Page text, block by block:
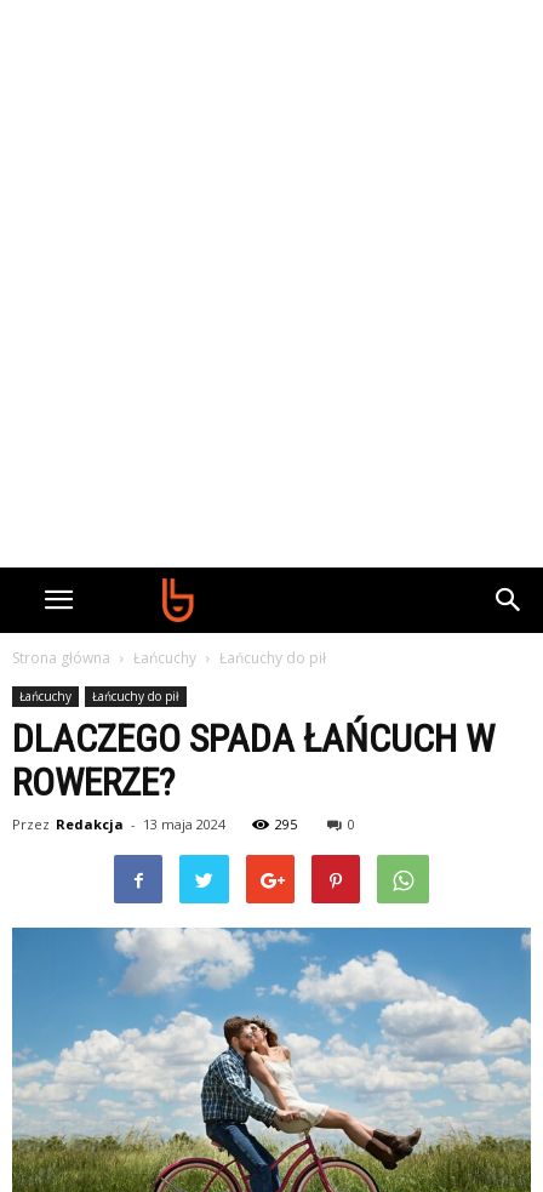
Strona główna Łańcuchy Łańcuchy do pił
Łańcuchy Łańcuchy do pił
DLACZEGO SPADA ŁAŃCUCH W
ROWERZE?
Przez Redakcja - 13 maja 2024 295 0